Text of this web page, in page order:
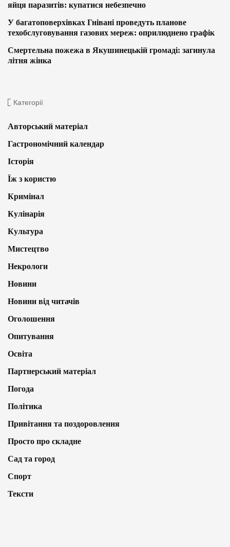
яйця паразитів: купатися небезпечно
У багатоповерхівках Гнівані проведуть планове
техобслуговування газових мереж: оприлюднено графік
Смертельна пожежа в Якушинецькій громаді: загинула
літня жінка
Категорії
Авторський матеріал
Гастрономічний календар
Історія
Їж з користю
Кримінал
Кулінарія
Культура
Мистецтво
Некрологи
Новини
Новини від читачів
Оголошення
Опитування
Освіта
Партнерський матеріал
Погода
Політика
Привітання та поздоровлення
Просто про складне
Сад та город
Спорт
Тексти